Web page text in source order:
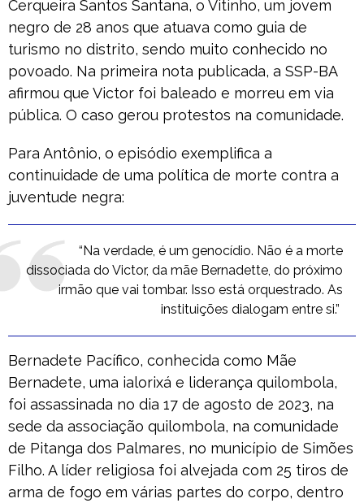
Cerqueira Santos Santana, o Vitinho, um jovem
negro de 28 anos que atuava como guia de
turismo no distrito, sendo muito conhecido no
povoado. Na primeira nota publicada, a SSP-BA
afirmou que Victor foi baleado e morreu em via
pública. O caso gerou protestos na comunidade.
Para Antônio, o episódio exemplifica a
continuidade de uma política de morte contra a
juventude negra:
“Na verdade, é um genocídio. Não é a morte
dissociada do Victor, da mãe Bernadette, do próximo
irmão que vai tombar. Isso está orquestrado. As
instituições dialogam entre si.”
Bernadete Pacífico, conhecida como Mãe
Bernadete, uma ialorixá e liderança quilombola,
foi assassinada no dia 17 de agosto de 2023, na
sede da associação quilombola, na comunidade
de Pitanga dos Palmares, no município de Simões
Filho. A líder religiosa foi alvejada com 25 tiros de
arma de fogo em várias partes do corpo, dentro